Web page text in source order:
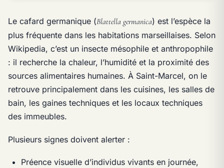
Le cafard germanique (Blattella germanica) est l’espèce la
plus fréquente dans les habitations marseillaises. Selon
Wikipedia, c’est un insecte mésophile et anthropophile
: il recherche la chaleur, l’humidité et la proximité des
sources alimentaires humaines. À Saint-Marcel, on le
retrouve principalement dans les cuisines, les salles de
bain, les gaines techniques et les locaux techniques
des immeubles.
Plusieurs signes doivent alerter :
Préence visuelle d’individus vivants en journée,